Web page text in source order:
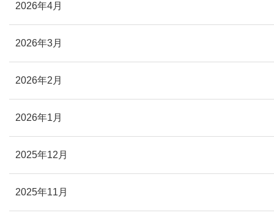
2026年4月
2026年3月
2026年2月
2026年1月
2025年12月
2025年11月